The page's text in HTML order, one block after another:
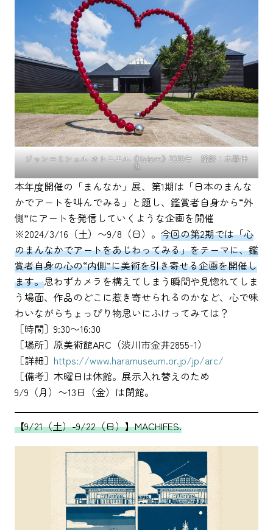
ジャン＝ミシェル オトニエル《Kokoro》2009年 撮影：木暮伸
也
本年度開催の「まんなか」展、第1期は「日本のまんな
かでアートを叫んでみる」と題し、鑑賞者自身から“外
側”にアートを発信していくような企画を開催
※2024/3/16（土）〜9/8（日）。 今回の第2期では「心
のまんなかでアートをあじわってみる」をテーマに、鑑
賞者自身の心の“内側”に美術を引き寄せる企画を開催し
ます。思わずカメラを構えてしまう瞬間や見惚れてしま
う場面、作品のどこに惹き寄せられるのかなど、心で味
わいながらちょっぴり物思いにふけってみては？
［時間］9:30〜16:30
［場所］原美術館ARC（渋川市金井2855-1）
［詳細］ https://www.haramuseum.or.jp/jp/arc/
［備考］木曜日は休館。展示入れ替えのため
9/9（月）〜13日（金）は閉館。
【9/21（土）-9/22（日）】MACHIFES.